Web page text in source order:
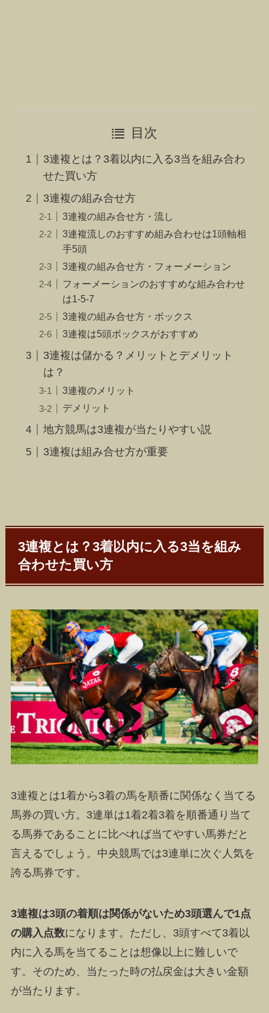
目次
3連複とは？3着以内に入る3当を組み合わ
せた買い方
3連複の組み合せ方
3連複の組み合せ方・流し
3連複流しのおすすめ組み合わせは1頭軸相
手5頭
3連複の組み合せ方・フォーメーション
フォーメーションのおすすめな組み合わせ
は1-5-7
3連複の組み合せ方・ボックス
3連複は5頭ボックスがおすすめ
3連複は儲かる？メリットとデメリット
は？
3連複のメリット
デメリット
地方競馬は3連複が当たりやすい説
3連複は組み合せ方が重要
3連複とは？3着以内に入る3当を組み
合わせた買い方
3連複とは1着から3着の馬を順番に関係なく当てる
馬券の買い方。3連単は1着2着3着を順番通り当て
る馬券であることに比べれば当てやすい馬券だと
言えるでしょう。中央競馬では3連単に次ぐ人気を
誇る馬券です。
3連複は3頭の着順は関係がないため3頭選んで1点
の購入点数になります。ただし、3頭すべて3着以
内に入る馬を当てることは想像以上に難しいで
す。そのため、当たった時の払戻金は大きい金額
が当たります。